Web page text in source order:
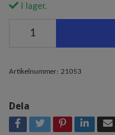
I lager.
Artikelnummer: 21053
Dela